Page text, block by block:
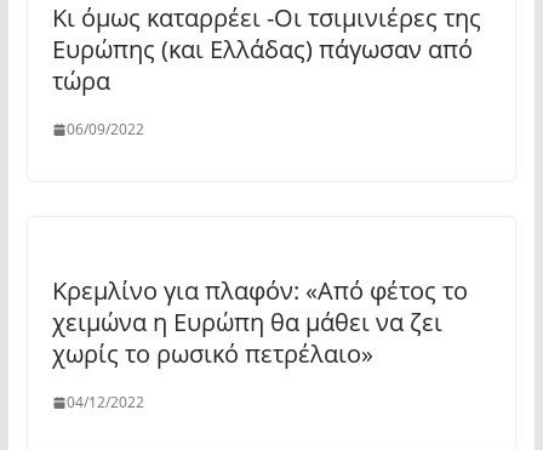
Κι όμως καταρρέει -Οι τσιμινιέρες της
Ευρώπης (και Ελλάδας) πάγωσαν από
τώρα
06/09/2022
Κρεμλίνο για πλαφόν: «Από φέτος το
χειμώνα η Ευρώπη θα μάθει να ζει
χωρίς το ρωσικό πετρέλαιο»
04/12/2022